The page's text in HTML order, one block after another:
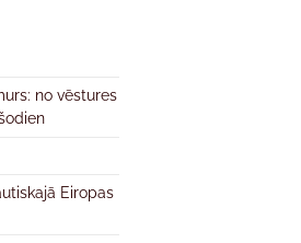
no vēstures
Eiropas